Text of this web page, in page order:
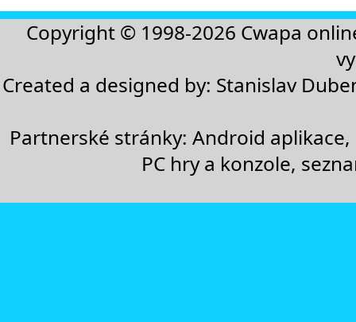
Copyright © 1998-2026 Cwapa
Created a designed by: Stanislav
Partnerské stránky:Android aplikace,
PC hry a konzole,